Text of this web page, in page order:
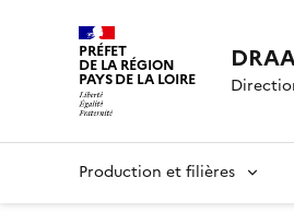
PRÉFET
DE LA RÉGION
PAYS DE LA LOIRE
Production et filières